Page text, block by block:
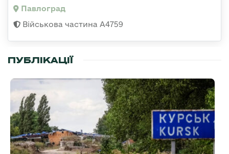
Павлоград
Військова частина А4759
ПУБЛІКАЦІЇ